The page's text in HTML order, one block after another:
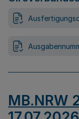
MB.NRW